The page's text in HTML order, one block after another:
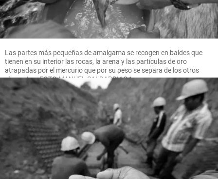
Las partes más pequeñas de amalgama se recogen en baldes que
tienen en su interior las rocas, la arena y las partículas de oro
atrapadas por el mercurio que por su peso se separa de los otros
elementos. FOTO MANUEL SALDARRIAGA